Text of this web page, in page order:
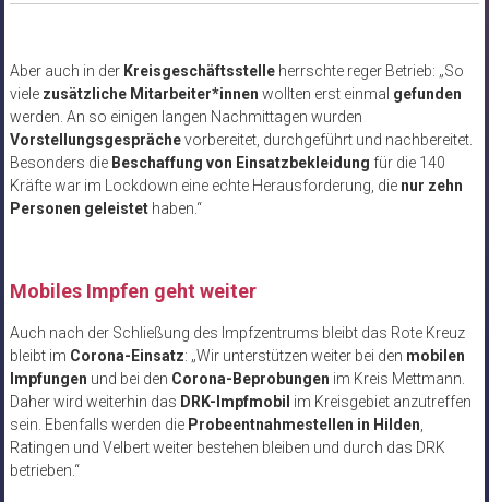
Aber auch in der Kreisgeschäftsstelleherrschte reger Betrieb: „So
viele zusätzliche Mitarbeiter*innen wollten erst einmal gefunden
werden. An so einigen langen Nachmittagen wurden
Vorstellungsgesprächevorbereitet, durchgeführt und nachbereitet.
Besonders die Beschaffung von Einsatzbekleidung für die 140
Kräfte war im Lockdown eine echte Herausforderung, die nur zehn
Personen geleistet haben.“
Mobiles Impfen geht weiter
Auch nach der Schließung des Impfzentrums bleibt das Rote Kreuz
bleibt im Corona-Einsatz: „Wir unterstützen weiter bei den mobilen
Impfungen und bei den Corona-Beprobungen im Kreis Mettmann.
Daher wird weiterhin das DRK-Impfmobil im Kreisgebiet anzutreffen
sein. Ebenfalls werden die Probeentnahmestellen in Hilden,
Ratingen und Velbert weiter bestehen bleiben und durch das DRK
betrieben.“